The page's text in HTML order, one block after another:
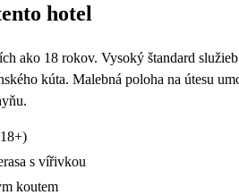
hotel
ako 18 rokov. Vysoký štandard
kúta. Malebná poloha na útesu
s vířivkou
koutem